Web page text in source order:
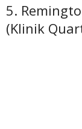
5.
(Klinik